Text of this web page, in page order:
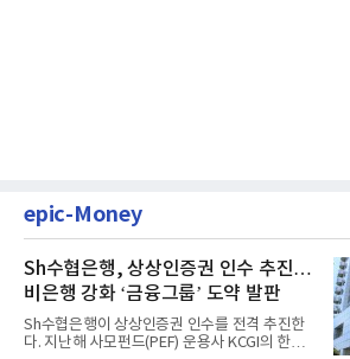
epic-Money
Sh수협은행, 상상인증권 인수 추진…
비은행 강화 ‘금융그룹’ 도약 발판
Sh수협은행이 상상인증권 인수를 전격 추진한
다. 지난해 사모펀드(PEF) 운용사 KCGI의 한양